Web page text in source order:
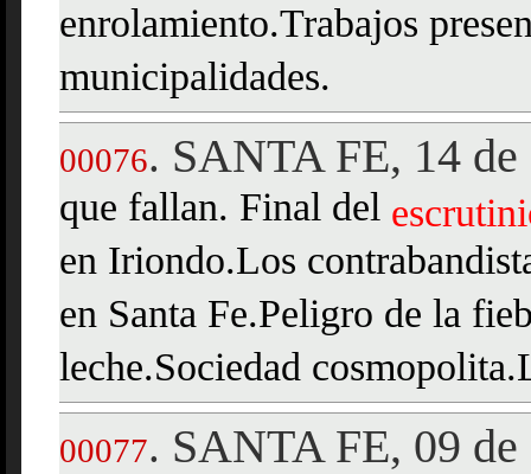
enrolamiento.Trabajos
municipalidades.
00076. SANTA FE, 14
que fallan. Final del
en Iriondo.Los
en Santa Fe.Peligro de la
leche.Sociedad
00077. SANTA FE, 09